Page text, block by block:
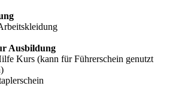
Ausbildung
Kurs (kann für Führerschein genutzt